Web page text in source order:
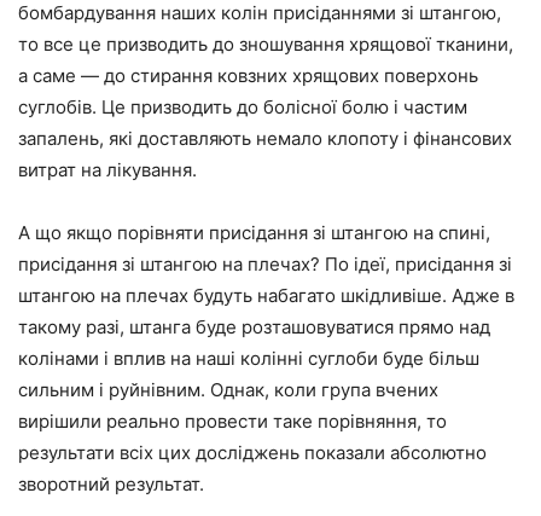
бомбардування наших колін присіданнями зі штангою,
то все це призводить до зношування хрящової тканини,
а саме — до стирання ковзних хрящових поверхонь
суглобів. Це призводить до болісної болю і частим
запалень, які доставляють немало клопоту і фінансових
витрат на лікування.
А що якщо порівняти присідання зі штангою на спині,
присідання зі штангою на плечах? По ідеї, присідання зі
штангою на плечах будуть набагато шкідливіше. Адже в
такому разі, штанга буде розташовуватися прямо над
колінами і вплив на наші колінні суглоби буде більш
сильним і руйнівним. Однак, коли група вчених
вирішили реально провести таке порівняння, то
результати всіх цих досліджень показали абсолютно
зворотний результат.